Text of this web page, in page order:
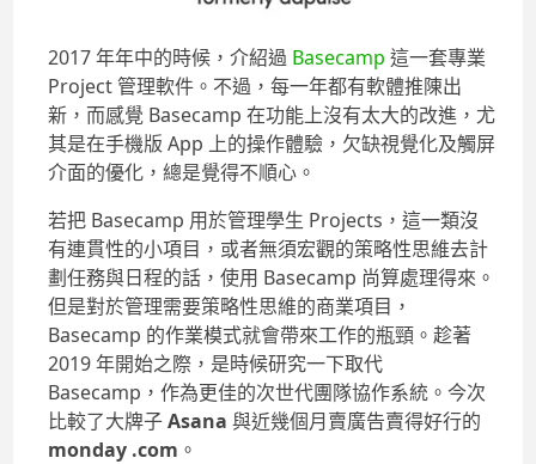
2017 年年中的時候，介紹過 Basecamp 這一套專業
Project 管理軟件。不過，每一年都有軟體推陳出
新，而感覺 Basecamp 在功能上沒有太大的改進，尤
其是在手機版 App 上的操作體驗，欠缺視覺化及觸屏
介面的優化，總是覺得不順心。
若把 Basecamp 用於管理學生 Projects，這一類沒
有連貫性的小項目，或者無須宏觀的策略性思維去計
劃任務與日程的話，使用 Basecamp 尚算處理得來。
但是對於管理需要策略性思維的商業項目，
Basecamp 的作業模式就會帶來工作的瓶頸。趁著
2019 年開始之際，是時候研究一下取代
Basecamp，作為更佳的次世代團隊協作系統。今次
比較了大牌子Asana 與近幾個月賣廣告賣得好行的
monday .com 。